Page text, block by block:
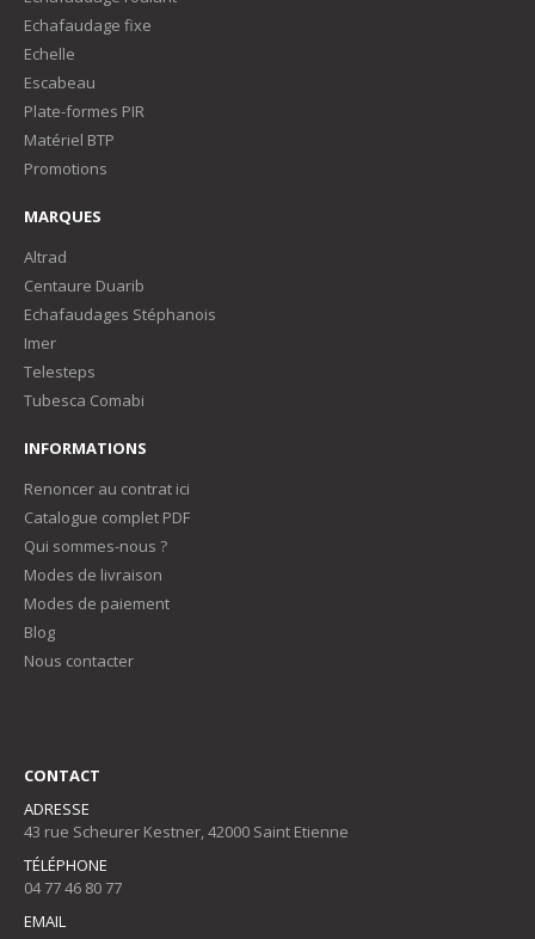
Echafaudage fixe
Echelle
Escabeau
Plate-formes PIR
Matériel BTP
Promotions
MARQUES
Altrad
Centaure Duarib
Echafaudages Stéphanois
Imer
Telesteps
Tubesca Comabi
INFORMATIONS
Renoncer au contrat ici
Catalogue complet PDF
Qui sommes-nous ?
Modes de livraison
Modes de paiement
Blog
Nous contacter
CONTACT
ADRESSE
43 rue Scheurer Kestner, 42000 Saint Etienne
TÉLÉPHONE
04 77 46 80 77
EMAIL